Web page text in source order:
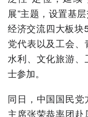
展”主题，设置基
经济交流四大板块
党代表以及工会
水利、文化旅游、
士参加。
同日，中国国民
主席张荣恭率团